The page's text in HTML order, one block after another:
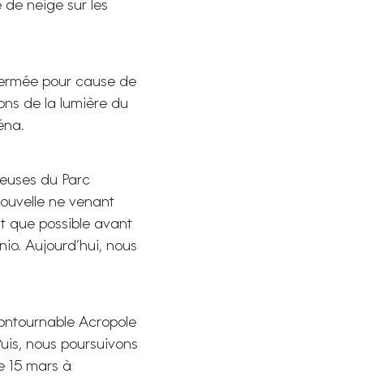
neige sur les
pour cause de
de la lumière du
du Parc
ne venant
que possible avant
Aujourd’hui, nous
Acropole
nous poursuivons
15 mars à